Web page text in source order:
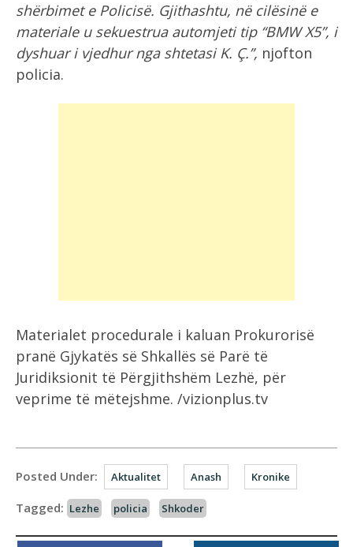
shërbimet e Policisë. Gjithashtu, në cilësinë e
materiale u sekuestrua automjeti tip “BMW X5”, i
dyshuar i vjedhur nga shtetasi K. Ç.”, njofton
policia.
Materialet procedurale i kaluan Prokurorisë
pranë Gjykatës së Shkallës së Parë të
Juridiksionit të Përgjithshëm Lezhë, për
veprime të mëtejshme. /vizionplus.tv
Posted Under: Aktualitet Anash Kronike
Tagged: Lezhe policia Shkoder